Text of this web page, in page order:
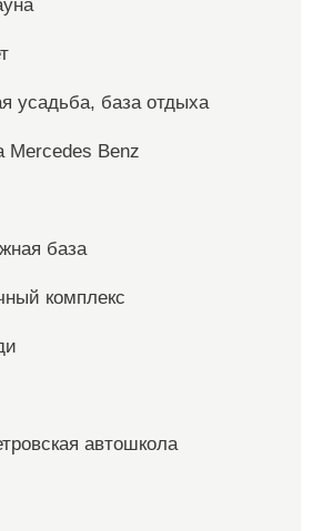
усадьба, база отдыха
Mercedes Benz
база
комплекс
автошкола